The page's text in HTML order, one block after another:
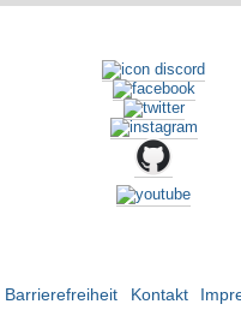
Barrierefreiheit Kontakt